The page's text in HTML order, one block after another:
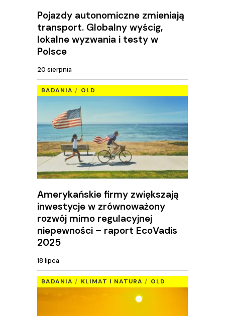
Pojazdy autonomiczne zmieniają
transport. Globalny wyścig,
lokalne wyzwania i testy w
Polsce
20 sierpnia
BADANIA OLD
Amerykańskie firmy zwiększają
inwestycje w zrównoważony
rozwój mimo regulacyjnej
niepewności – raport EcoVadis
2025
18 lipca
BADANIA KLIMAT I NATURA OLD